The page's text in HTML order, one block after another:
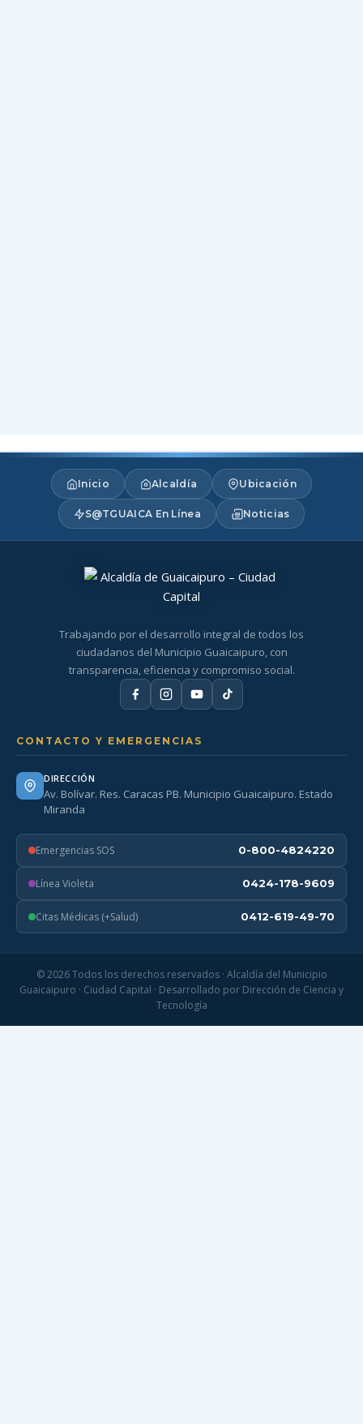
Inicio Alcaldía Ubicación
S@TGUAICA En Línea Noticias
Trabajando por el desarrollo integral de todos los
ciudadanos del Municipio Guaicaipuro, con
transparencia, eficiencia y compromiso social.
CONTACTO Y EMERGENCIAS
DIRECCIÓN
Av. Bolívar. Res. Caracas PB. Municipio Guaicaipuro. Estado
Miranda
Emergencias SOS 0-800-4824220
Línea Violeta 0424-178-9609
Citas Médicas (+Salud) 0412-619-49-70
© 2026 Todos los derechos reservados · Alcaldía del Municipio
Guaicaipuro · Ciudad Capital · Desarrollado por Dirección de Ciencia y
Tecnología